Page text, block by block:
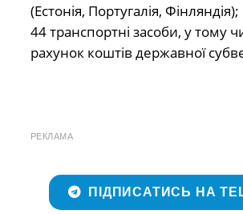
(Естонія, Португалія,
44 транспортні засоби, у тому
рахунок коштів державної
РЕКЛАМА
ПІДПИСАТИСЬ НА